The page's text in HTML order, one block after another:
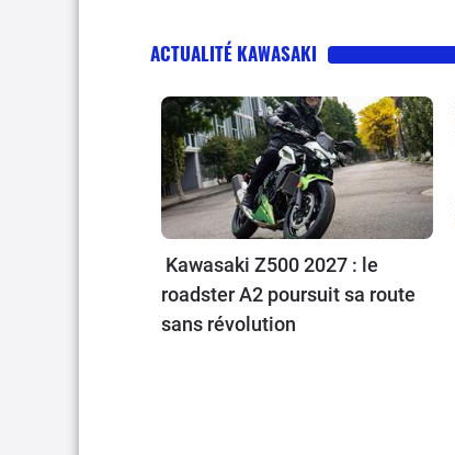
ACTUALITÉ KAWASAKI
Kawasaki Z500 2027 : le
roadster A2 poursuit sa route
sans révolution